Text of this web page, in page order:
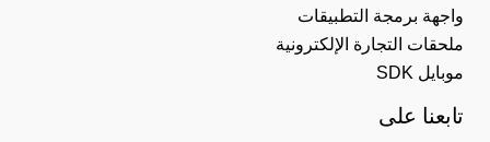
واجهة برمجة التطبيقات
ملحقات التجارة الإلكترونية
موبايل SDK
تابعنا على